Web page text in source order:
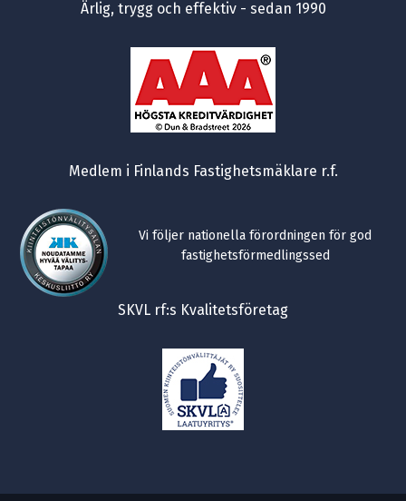
Ärlig, trygg och effektiv - sedan 1990
Medlem i Finlands Fastighetsmäklare r.f.
Vi följer nationella förordningen för god
fastighetsförmedlingssed
SKVL rf:s Kvalitetsföretag